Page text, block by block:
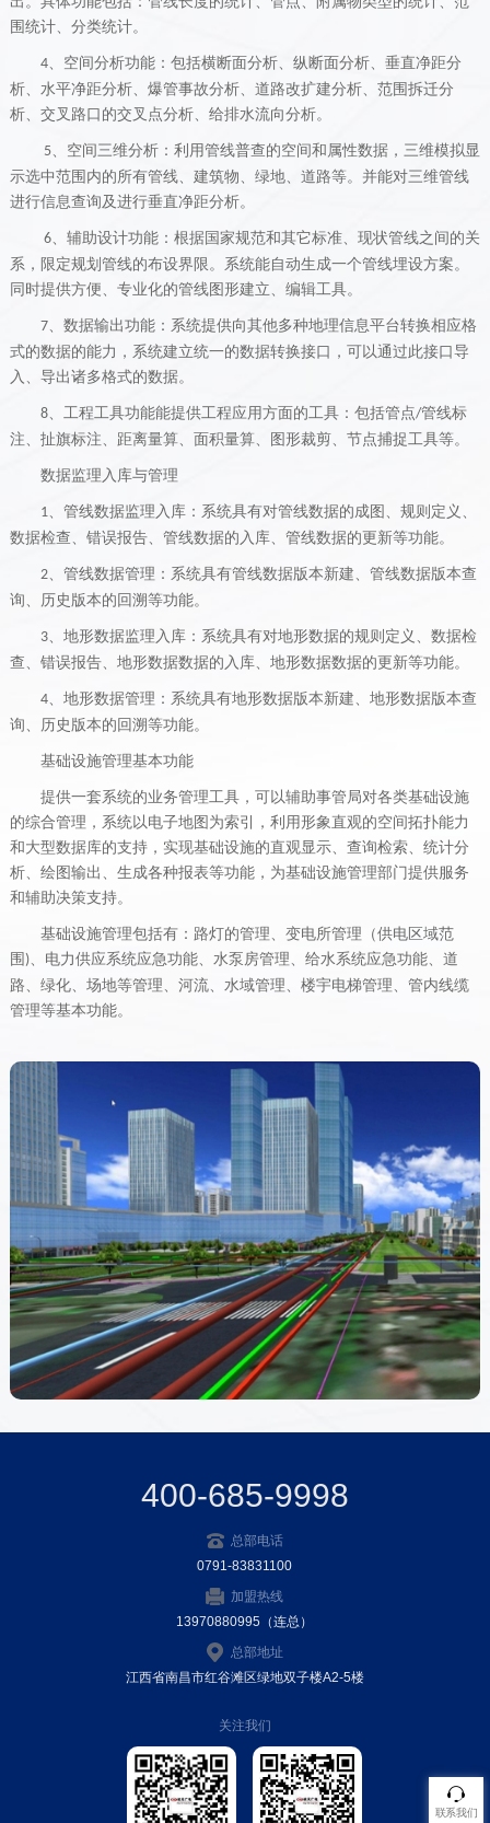
围统计、分类统计。
4、空间分析功能：包括横断面分析、纵断面分析、垂直净距分
析、水平净距分析、爆管事故分析、道路改扩建分析、范围拆迁分
析、交叉路口的交叉点分析、给排水流向分析。
5、空间三维分析：利用管线普查的空间和属性数据，三维模拟显
示选中范围内的所有管线、建筑物、绿地、道路等。并能对三维管线
进行信息查询及进行垂直净距分析。
6、辅助设计功能：根据国家规范和其它标准、现状管线之间的关
系，限定规划管线的布设界限。系统能自动生成一个管线埋设方案。
同时提供方便、专业化的管线图形建立、编辑工具。
7、数据输出功能：系统提供向其他多种地理信息平台转换相应格
式的数据的能力，系统建立统一的数据转换接口，可以通过此接口导
入、导出诸多格式的数据。
8、工程工具功能能提供工程应用方面的工具：包括管点/管线标
注、扯旗标注、距离量算、面积量算、图形裁剪、节点捕捉工具等。
数据监理入库与管理
1 、管线数据监理入库：系统具有对管线数据的成图、规则定义、
数据检查、错误报告、管线数据的入库、管线数据的更新等功能。
2、管线数据管理：系统具有管线数据版本新建、管线数据版本查
询、历史版本的回溯等功能。
3、地形数据监理入库：系统具有对地形数据的规则定义、数据检
查、错误报告、地形数据数据的入库、地形数据数据的更新等功能。
4、地形数据管理：系统具有地形数据版本新建、地形数据版本查
询、历史版本的回溯等功能。
基础设施管理基本功能
提供一套系统的业务管理工具，可以辅助事管局对各类基础设施
的综合管理，系统以电子地图为索引，利用形象直观的空间拓扑能力
和大型数据库的支持，实现基础设施的直观显示、查询检索、统计分
析、绘图输出、生成各种报表等功能，为基础设施管理部门提供服务
和辅助决策支持。
基础设施管理包括有：路灯的管理、变电所管理（供电区域范
围 )、电力供应系统应急功能、水泵房管理、给水系统应急功能、道
路、绿化、场地等管理、河流、水域管理、楼宇电梯管理、管内线缆
管理等基本功能。
400-685-9998
总部电话
0791-83831100
加盟热线
13970880995（连总）
总部地址
江西省南昌市红谷滩区绿地双子楼A2-5楼
关注我们
联系我们